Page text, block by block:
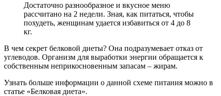
Достаточно разнообразное и вкусное меню
рассчитано на 2 недели. Зная, как питаться, чтобы
похудеть, женщинам удается избавиться от 4 до 8
кг.
В чем секрет белковой диеты? Она подразумевает отказ от
углеводов. Организм для выработки энергии обращается к
собственным неприкосновенным запасам – жирам.
Узнать больше информации о данной схеме питания можно в
статье «Белковая диета».